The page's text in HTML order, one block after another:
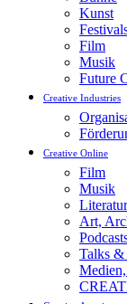
Kunst
Film
Musik
Future
Creative Industries
Creative Online
Film
Musik
Art,
Talks &